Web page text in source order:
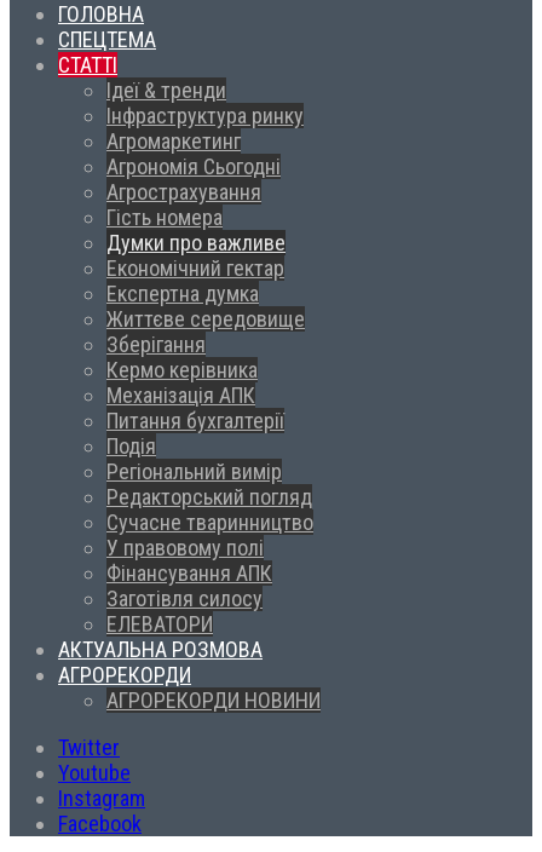
ГОЛОВНА
СПЕЦТЕМА
СТАТТІ
Ідеї & тренди
Інфраструктура ринку
Агромаркетинг
Агрономія Сьогодні
Агрострахування
Гість номера
Думки про важливе
Економічний гектар
Експертна думка
Життєве середовище
Зберігання
Кермо керівника
Механізація АПК
Питання бухгалтерії
Подія
Регіональний вимір
Редакторський погляд
Сучасне тваринництво
У правовому полі
Фінансування АПК
Заготівля силосу
ЕЛЕВАТОРИ
АКТУАЛЬНА РОЗМОВА
АГРОРЕКОРДИ
АГРОРЕКОРДИ НОВИНИ
Twitter
Youtube
Instagram
Facebook